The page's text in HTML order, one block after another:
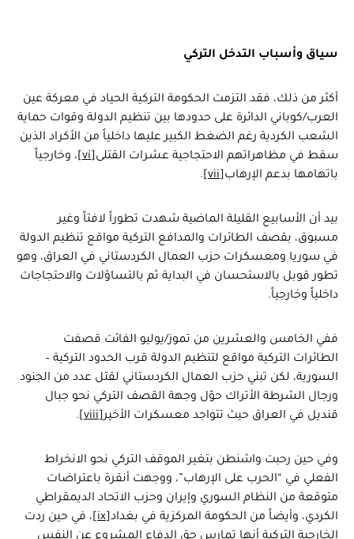
سياق وأسباب التدخل التركي
أكثر من ذلك، فقد التزمت الحكومة التركية الحياد في معركة عين
العرب/كوباني الدائرة على حدودها بين تنظيم الدولة وقوات حماية
الشعب الكردية رغم الضغط الكبير عليها داخلياً من الأكراد الذين
سقط في مظاهراتهم الاحتجاجية عشرات القتلى[vi]
، وخارجياً
باتهامها بدعم الإرهاب[vii]
.
بيد أن الأسابيع القليلة الماضية شهدت تطوراً لافتاً وغير
مسبوق، بقصف الطائرات والمدافع التركية مواقع تنظيم الدولة
في سوريا ومعسكرات حزب العمال الكردستاني في العراق، وهو
تطور قوبل بالاستحسان في البداية ثم بالتساؤلات والاحتجاجات
داخلياً وخارجياً.
ففي الخامس والعشرين من تموز/يوليو الفائت قصفت
الطائرات التركية مواقع لتنظيم الدولة قرب الحدود التركية –
السورية، لكن تبني حزب العمال الكردستاني لقتل عدد من الجنود
ورجال الشرطة الأتراك حوّل وجهة القصف التركي نحو جبال
قنديل في العراق حيث تتواجد معسكرات الأخير[viii]
.
وفي حين رحبت واشنطن بتغير الموقف التركي نحو الانخراط
الفعلي في “الحرب على الإرهاب”، ووجهت أنقرة باعتراضات
متوقعة من النظام السوري وإيران وحزب الاتحاد الديمقراطي
الكردي، وأيضاً من الحكومة المركزية في بغداد[ix]
، في حين ردت